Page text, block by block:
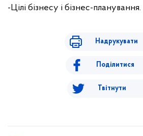
-Цілі бізнесу і бізнес-планування.
Надрукувати
Поділитися
Твітнути